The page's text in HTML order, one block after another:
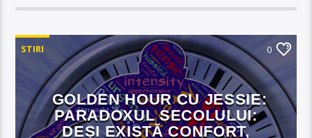
STIRI 0
GOLDEN HOUR CU JESSIE:
PARADOXUL SECOLULUI:
DEȘI EXISTĂ CONFORT,